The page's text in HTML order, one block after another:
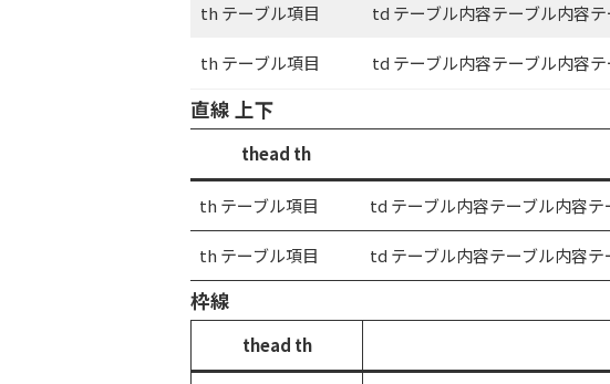
th テーブル項目 td テーブル内容テーブル内容
th テーブル項目 td テーブル内容テーブル内容
直線 上下
thead th
th テーブル項目 td テーブル内容テーブル内容
th テーブル項目 td テーブル内容テーブル内容
枠線
thead th